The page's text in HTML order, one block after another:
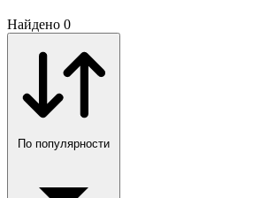
Найдено 0
По популярности